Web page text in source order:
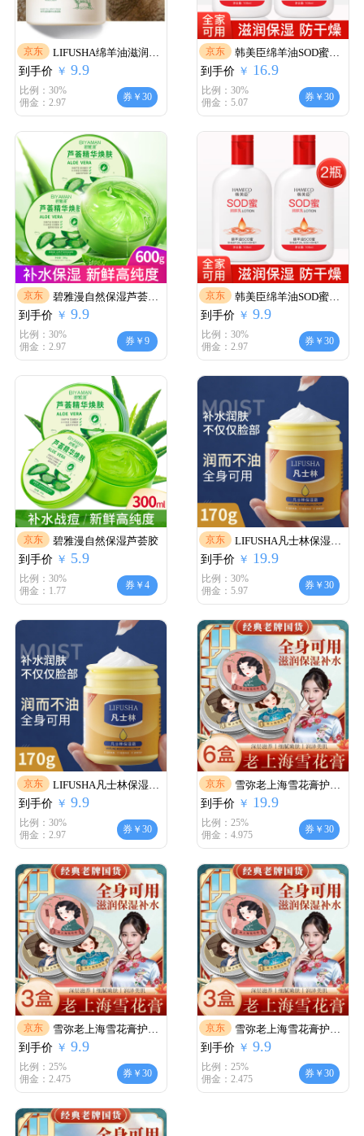
京东
LIFUSHA绵羊油滋润保
湿霜
到手价 ￥ 9.9
比例：30%
佣金：2.97
券￥30
京东
韩美臣绵羊油SOD蜜保
湿霜100mlX4瓶
到手价 ￥ 16.9
比例：30%
佣金：5.07
券￥30
京东
碧雅漫自然保湿芦荟胶
300gX2盒
到手价 ￥ 9.9
比例：30%
佣金：2.97
券￥9
京东
韩美臣绵羊油SOD蜜保
湿霜100mlX2瓶
到手价 ￥ 9.9
比例：30%
佣金：2.97
券￥30
京东
碧雅漫自然保湿芦荟胶
到手价 ￥ 5.9
比例：30%
佣金：1.77
券￥4
京东
LIFUSHA凡士林保湿霜
润肤乳面霜
到手价 ￥ 19.9
比例：30%
佣金：5.97
券￥30
京东
LIFUSHA凡士林保湿霜
润肤乳
到手价 ￥ 9.9
比例：30%
佣金：2.97
券￥30
京东
雪弥老上海雪花膏护肤
品经典老牌国货补水保
湿
到手价 ￥ 19.9
比例：25%
佣金：4.975
券￥30
京东
雪弥老上海雪花膏护肤
品经典老牌国货补水保
湿
到手价 ￥ 9.9
比例：25%
佣金：2.475
券￥30
京东
雪弥老上海雪花膏护肤
品经典老牌国货补水保
湿
到手价 ￥ 9.9
比例：25%
佣金：2.475
券￥30